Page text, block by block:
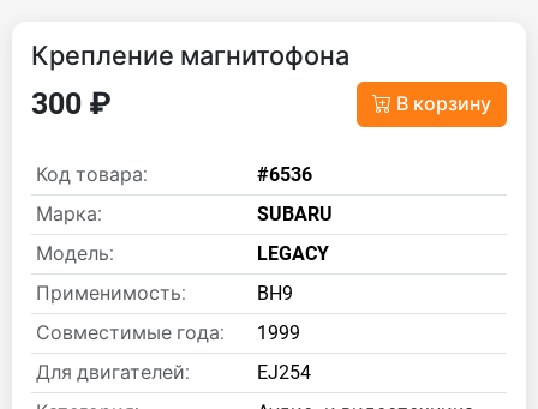
Крепление магнитофона
300 ₽ В корзину
Код товара:
#6536
Марка:
SUBARU
Модель:
LEGACY
Применимость:
BH9
Совместимые года:
1999
Для двигателей:
EJ254